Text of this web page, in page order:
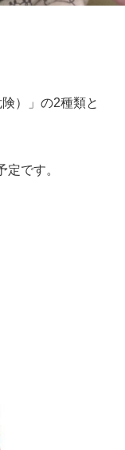
）」の2種類と
です。